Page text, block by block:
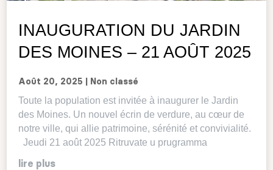
INAUGURATION DU JARDIN
DES MOINES – 21 AOÛT 2025
Août 20, 2025 Non classé
Toute la population est invitée à inaugurer le Jardin
des Moines. Un nouvel écrin de verdure, au cœur de
notre ville, qui allie patrimoine, sérénité et convivialité.
Jeudi 21 août 2025 Ritruvate u prugramma
lire plus